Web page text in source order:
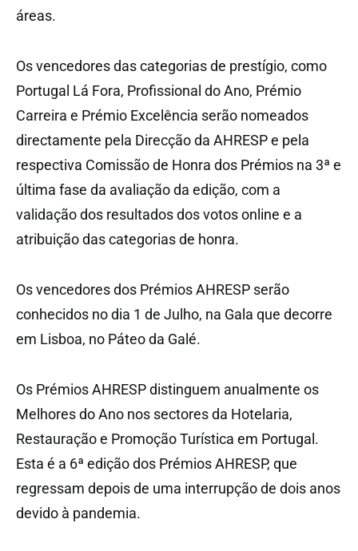
áreas.
Os vencedores das categorias de prestígio, como
Portugal Lá Fora, Profissional do Ano, Prémio
Carreira e Prémio Excelência serão nomeados
directamente pela Direcção da AHRESP e pela
respectiva Comissão de Honra dos Prémios na 3ª e
última fase da avaliação da edição, com a
validação dos resultados dos votos online e a
atribuição das categorias de honra.
Os vencedores dos Prémios AHRESP serão
conhecidos no dia 1 de Julho, na Gala que decorre
em Lisboa, no Páteo da Galé.
Os Prémios AHRESP distinguem anualmente os
Melhores do Ano nos sectores da Hotelaria,
Restauração e Promoção Turística em Portugal.
Esta é a 6ª edição dos Prémios AHRESP, que
regressam depois de uma interrupção de dois anos
devido à pandemia.